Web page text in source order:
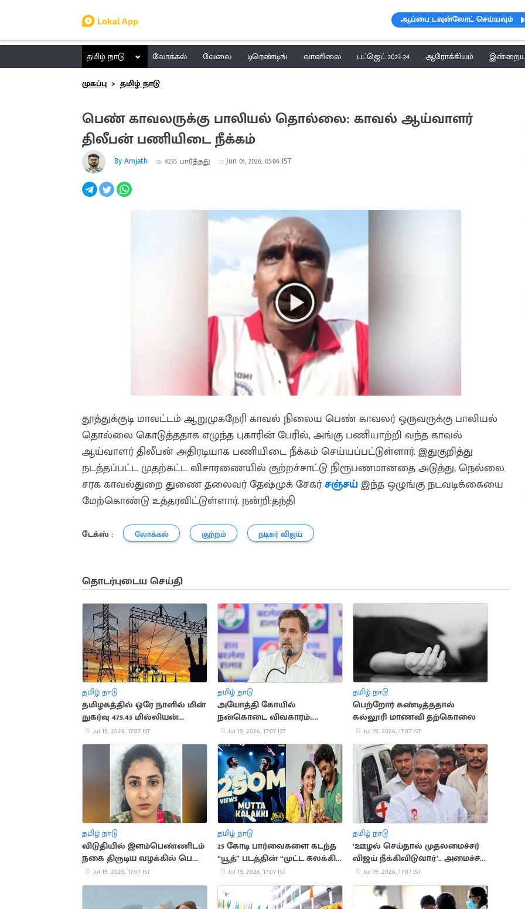
ஆப்பை டவுன்லோட் செய்யவும்
தமிழ் நாடு லோக்கல் வேலை டிரெண்டிங் வானிலை பட்ஜெட் 2023-24 ஆரோக்கியம் இன்றைய
முகப்பு
தமிழ் நாடு
பெண் காவலருக்கு பாலியல் தொல்லை: காவல் ஆய்வாளர்
திலீபன் பணியிடை நீக்கம்
By Amjath 4235 பார்த்தது Jun 01, 2026, 05:06 IST
தூத்துக்குடி மாவட்டம் ஆறுமுகநேரி காவல் நிலைய பெண் காவலர் ஒருவருக்கு பாலியல்
தொல்லை கொடுத்ததாக எழுந்த புகாரின் பேரில், அங்கு பணியாற்றி வந்த காவல்
ஆய்வாளர் திலீபன் அதிரடியாக பணியிடை நீக்கம் செய்யப்பட்டுள்ளார். இதுகுறித்து
நடத்தப்பட்ட முதற்கட்ட விசாரணையில் குற்றச்சாட்டு நிரூபணமானதை அடுத்து, நெல்லை
சரக காவல்துறை துணை தலைவர் தேஷ்முக் சேகர்சஞ்சய்இந்த ஒழுங்கு நடவடிக்கையை
மேற்கொண்டு உத்தரவிட்டுள்ளார். நன்றி:தந்தி
டேக்ஸ் : லோக்கல் குற்றம் நடிகர் விஜய்
தொடர்புடைய செய்தி
தமிழ் நாடு
தமிழகத்தில் ஒரே நாளில் மின்
நுகர்வு 475.45 மில்லியன்
யூனிட்டாகப் பதிவு
Jul 19, 2026, 17:07 IST
தமிழ் நாடு
அயோத்தி கோயில்
நன்கொடை விவகாரம்:
பிரதமருக்கு ராகுல் காந்தி
கடிதம்
Jul 19, 2026, 17:07 IST
தமிழ் நாடு
பெற்றோர் கண்டித்ததால்
கல்லூரி மாணவி தற்கொலை
Jul 19, 2026, 17:07 IST
தமிழ் நாடு
விடுதியில் இளம்பெண்ணிடம்
நகை திருடிய வழக்கில் பெண்
கைது
Jul 19, 2026, 17:07 IST
தமிழ் நாடு
25 கோடி பார்வைகளை கடந்த
“யூத்” படத்தின் “முட்ட கலக்கி”
பாடல்
Jul 19, 2026, 17:07 IST
தமிழ் நாடு
‘ஊழல் செய்தால் முதலமைச்சர்
விஜய் நீக்கிவிடுவார்’.. அமைச்சர்
என்.ஆனந்த்
Jul 19, 2026, 17:07 IST